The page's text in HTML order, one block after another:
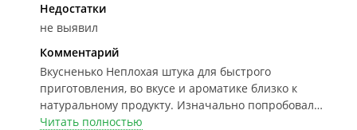
Недостатки
не выявил
Комментарий
Вкусненько Неплохая штука для быстрого
приготовления, во вкусе и ароматике близко к
натуральному продукту. Изначально попробовал
добавить в 0,5 литра СэМа(на 3литра не стал
Читать полностью